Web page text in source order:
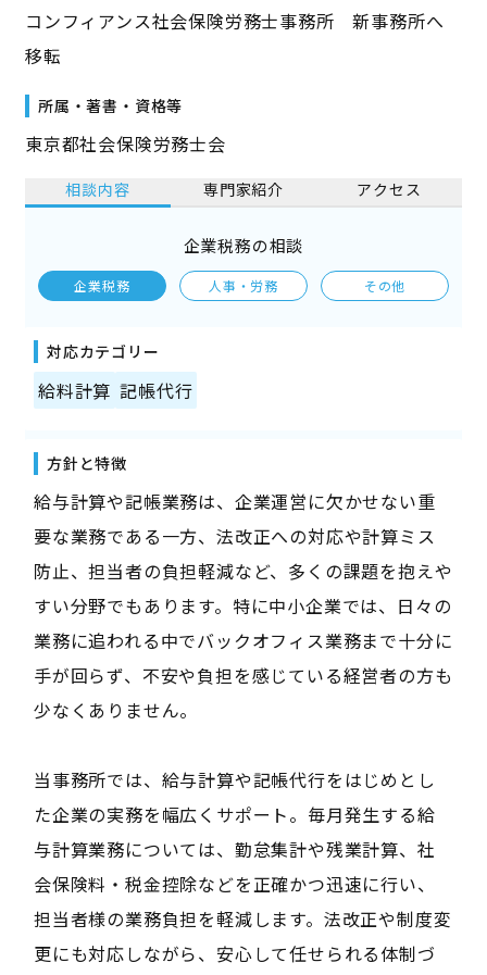
コンフィアンス社会保険労務士事務所 新事務所へ
移転
所属・著書・資格等
東京都社会保険労務士会
相談内容 専門家紹介 アクセス
企業税務の相談
企業税務 人事・労務 その他
対応カテゴリー
給料計算 記帳代行
方針と特徴
給与計算や記帳業務は、企業運営に欠かせない重
要な業務である一方、法改正への対応や計算ミス
防止、担当者の負担軽減など、多くの課題を抱えや
すい分野でもあります。特に中小企業では、日々の
業務に追われる中でバックオフィス業務まで十分に
手が回らず、不安や負担を感じている経営者の方も
少なくありません。
当事務所では、給与計算や記帳代行をはじめとし
た企業の実務を幅広くサポート。毎月発生する給
与計算業務については、勤怠集計や残業計算、社
会保険料・税金控除などを正確かつ迅速に行い、
担当者様の業務負担を軽減します。法改正や制度変
更にも対応しながら、安心して任せられる体制づ